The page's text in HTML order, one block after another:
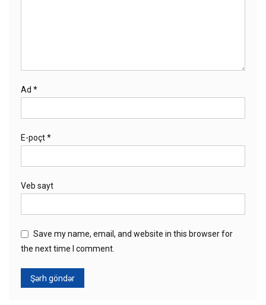
Ad *
E-poçt*
Veb sayt
Save my name, email, and website in this browser for
the next time I comment.